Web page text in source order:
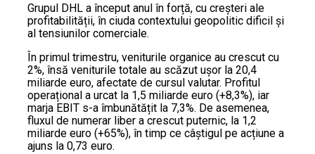
Grupul DHL a început anul în forță, cu creșteri ale
profitabilității, în ciuda contextului geopolitic dificil și
al tensiunilor comerciale.
În primul trimestru, veniturile organice au crescut cu
2%, însă veniturile totale au scăzut ușor la 20,4
miliarde euro, afectate de cursul valutar. Profitul
operațional a urcat la 1,5 miliarde euro (+8,3%), iar
marja EBIT s-a îmbunătățit la 7,3%. De asemenea,
fluxul de numerar liber a crescut puternic, la 1,2
miliarde euro (+65%), în timp ce câștigul pe acțiune a
ajuns la 0,73 euro.